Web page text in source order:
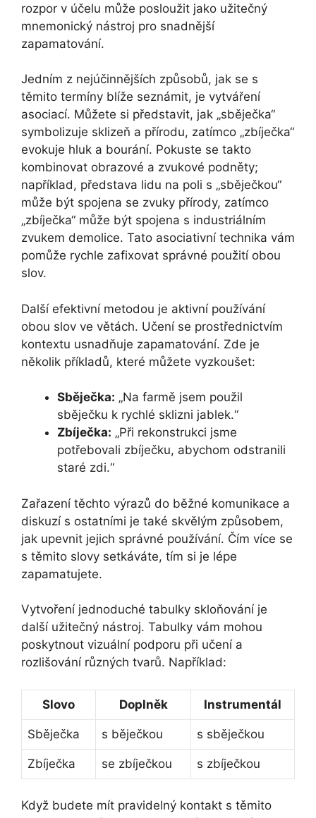
rozpor v účelu může posloužit jako užitečný
mnemonický nástroj pro snadnější
zapamatování.
Jedním z nejúčinnějších způsobů, jak se s
těmito termíny blíže seznámit, je vytváření
asociací. Můžete si představit, jak „sběječka“
symbolizuje sklizeň a přírodu, zatímco „zbíječka“
evokuje hluk a bourání. Pokuste se takto
kombinovat obrazové a zvukové podněty;
například, představa lidu na poli s „sběječkou“
může být spojena se zvuky přírody, zatímco
„zbíječka“ může být spojena s industriálním
zvukem demolice. Tato asociativní technika vám
pomůže rychle zafixovat správné použití obou
slov.
Další efektivní metodou je aktivní používání
obou slov ve větách. Učení se prostřednictvím
kontextu usnadňuje zapamatování. Zde je
několik příkladů, které můžete vyzkoušet:
Sběječka: „Na farmě jsem použil
sběječku k rychlé sklizni jablek.“
Zbíječka: „Při rekonstrukci jsme
potřebovali zbíječku, abychom odstranili
staré zdi.“
Zařazení těchto výrazů do běžné komunikace a
diskuzí s ostatními je také skvělým způsobem,
jak upevnit jejich správné používání. Čím více se
s těmito slovy setkáváte, tím si je lépe
zapamatujete.
Vytvoření jednoduché tabulky skloňování je
další užitečný nástroj. Tabulky vám mohou
poskytnout vizuální podporu při učení a
rozlišování různých tvarů. Například:
Slovo Doplněk Instrumentál
Sběječka s běječkou s sběječkou
Zbíječka se zbíječkou s zbíječkou
Když budete mít pravidelný kontakt s těmito